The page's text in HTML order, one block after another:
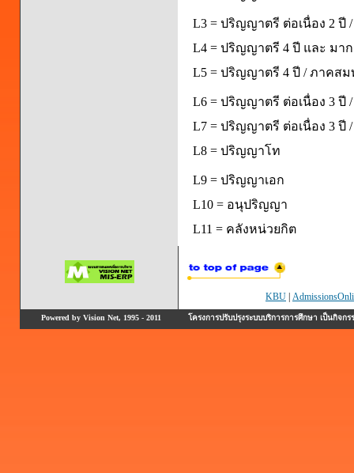
L3 = ปริญญาตรี ต่อเนื่อง 2 ปี
L4 = ปริญญาตรี 4 ปี และ มา
L5 = ปริญญาตรี 4 ปี / ภาคส
L6 = ปริญญาตรี ต่อเนื่อง 3 ปี
L7 = ปริญญาตรี ต่อเนื่อง 3 ปี
L8 = ปริญญาโท
L9 = ปริญญาเอก
L10 = อนุปริญญา
L11 = คลังหน่วยกิต
KBU
Powered by Vision Net, 1995 - 2011 โครงการปรับปรุงระบบบริการการศึกษา เป็นกิ